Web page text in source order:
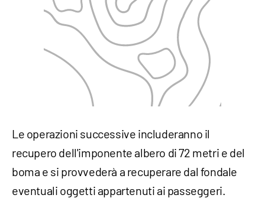
Le operazioni successive includeranno il
recupero dell'imponente albero di 72 metri e del
boma e si provvederà a recuperare dal fondale
eventuali oggetti appartenuti ai passeggeri.